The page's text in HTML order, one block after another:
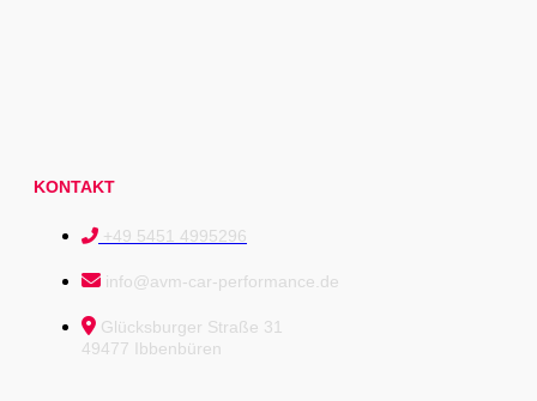
KONTAKT
+49 5451 4995296
info@avm-car-performance.de
Glücksburger Straße 31
49477 Ibbenbüren